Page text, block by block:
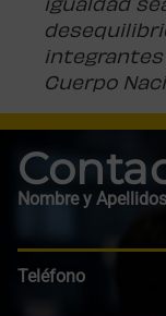
igualdad
integrantes
Cuerpo
Nombre y Apellidos
Teléfono